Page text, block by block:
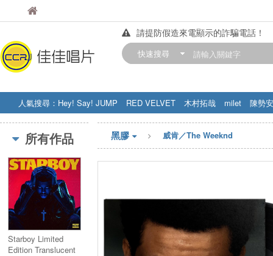
佳佳唱片
請提防假造來電顯示的詐騙電話！
【中華門市營業時間調整公告】
快速搜尋
人氣搜尋： Hey! Say! JUMP RED VELVET 木村拓哉 milet
陳勢安
STRAY KIDS
盧廣仲 周杰伦
所有作品
Starboy Limited
Edition Translucent
黑膠 威肯／The Weeknd